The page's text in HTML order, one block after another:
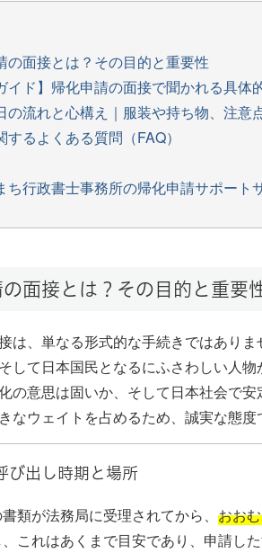
の面接とは？その目的と重要性
イド】帰化申請の面接で聞かれる具体
の流れと心構え｜服装や持ち物、注意
するよくある質問（FAQ）
ち行政書士事務所の帰化申請サポート
面接とは？その目的と重要
は、単なる形式的な手続きではあり
して日本国民となるにふさわしい人
の意思は固いか、そして日本社会で
なウェイトを占めるため、誠実な態度
び出し時期と場所
類が法務局に受理されてから、 おお
これはあくまで目安であり、申請し